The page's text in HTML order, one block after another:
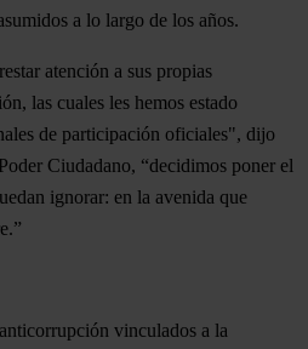
a lo largo de los años.
atención a sus propias
las cuales les hemos estado
de participación oficiales", dijo
Ciudadano, “decidimos poner el
ignorar: en la avenida que
vinculados a la